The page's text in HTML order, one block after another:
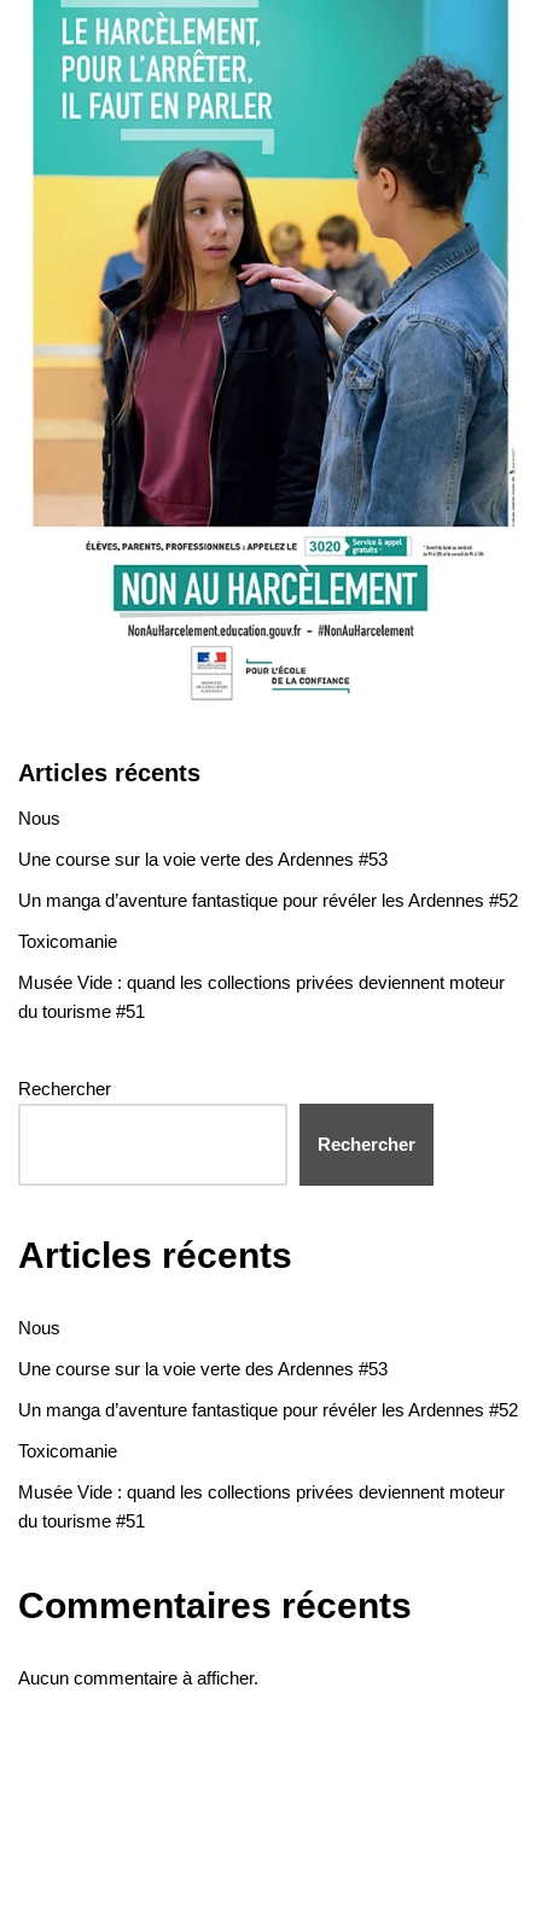
Articles récents
Nous
Une course sur la voie verte des Ardennes #53
Un manga d’aventure fantastique pour révéler les Ardennes #52
Toxicomanie
Musée Vide : quand les collections privées deviennent moteur
du tourisme #51
Rechercher
Rechercher
Articles récents
Nous
Une course sur la voie verte des Ardennes #53
Un manga d’aventure fantastique pour révéler les Ardennes #52
Toxicomanie
Musée Vide : quand les collections privées deviennent moteur
du tourisme #51
Commentaires récents
Aucun commentaire à afficher.